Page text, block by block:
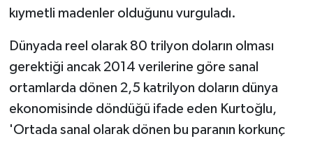
kıymetli madenler olduğunu vurguladı.
Dünyada reel olarak 80 trilyon doların olması
gerektiği ancak 2014 verilerine göre sanal
ortamlarda dönen 2,5 katrilyon doların dünya
ekonomisinde döndüğü ifade eden Kurtoğlu,
'Ortada sanal olarak dönen bu paranın korkunç